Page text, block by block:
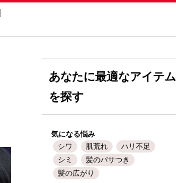
あなたに最適なアイテム
を探す
気になる悩み
シワ
肌荒れ
ハリ不足
シミ
髪のパサつき
髪の広がり